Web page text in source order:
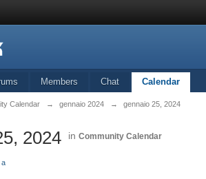
Members Chat Calendar
Calendar → gennaio 2024 → gennaio 25, 2024
2024 in Community Calendar
a